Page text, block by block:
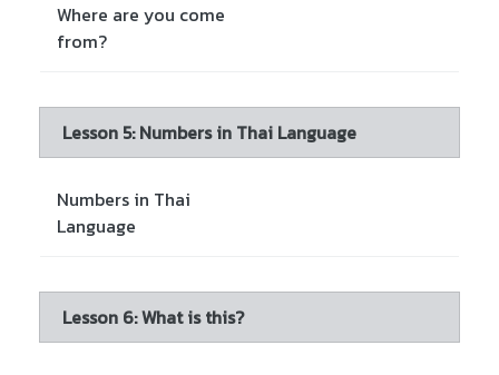
Where are you come
from?
Lesson 5: Numbers in Thai Language
Numbers in Thai
Language
Lesson 6: What is this?